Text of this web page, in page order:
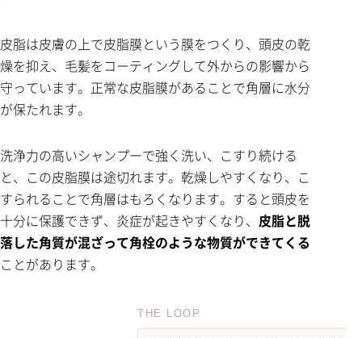
皮脂は皮膚の上で皮脂膜という膜をつくり、頭皮の乾
燥を抑え、毛髪をコーティングして外からの影響から
守っています。正常な皮脂膜があることで角層に水分
が保たれます。
洗浄力の高いシャンプーで強く洗い、こすり続ける
と、この皮脂膜は途切れます。乾燥しやすくなり、こ
すられることで角層はもろくなります。すると頭皮を
十分に保護できず、炎症が起きやすくなり、 皮脂と脱
落した角質が混ざって角栓のような物質ができてくる
ことがあります。
THE LOOP